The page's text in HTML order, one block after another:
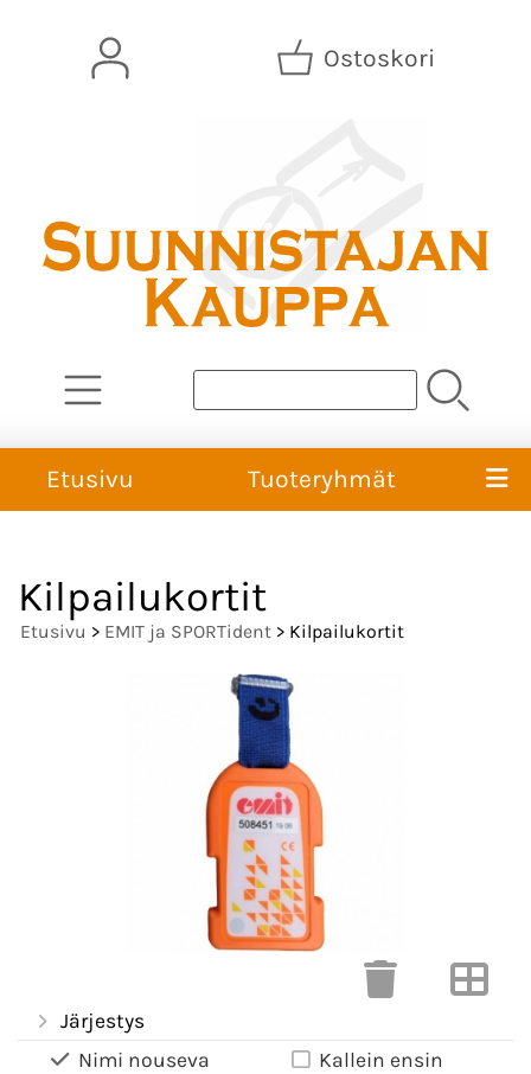
Ostoskori
Etusivu Tuoteryhmät
Kilpailukortit
Etusivu > EMIT ja SPORTident > Kilpailukortit
Järjestys
Nimi nouseva
Kallein ensin